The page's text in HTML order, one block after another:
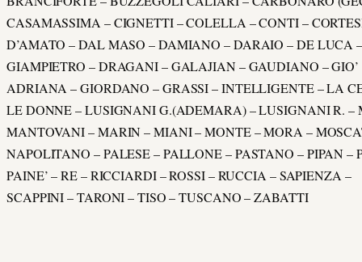
CASAMASSIMA – CIGNETTI – COLELLA – CONTI –
D’AMATO – DAL MASO – DAMIANO – DARAIO – DE LUCA
GIAMPIETRO – DRAGANI – GALAJIAN – GAUDIANO – GIO’
ADRIANA – GIORDANO – GRASSI – INTELLIGENTE – LA
LE DONNE – LUSIGNANI G.(ADEMARA) – LUSIGNANI R. –
MANTOVANI – MARIN – MIANI – MONTE – MORA –
NAPOLITANO – PALESE – PALLONE – PASTANO – PIPAN –
PAINE’ – RE – RICCIARDI – ROSSI – RUCCIA – SAPIENZA –
SCAPPINI – TARONI – TISO – TUSCANO – ZABATTI